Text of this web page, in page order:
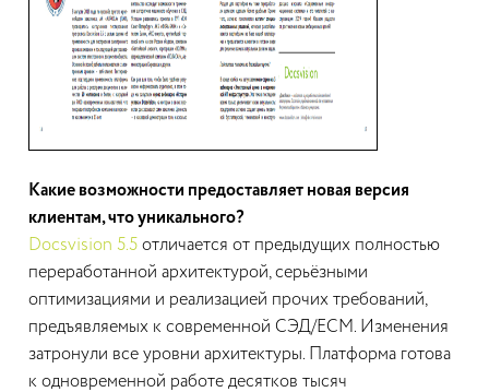
Какие возможности предоставляет новая версия
клиентам, что уникального?
Docsvision 5.5 отличается от предыдущих полностью
переработанной архитектурой, серьёзными
оптимизациями и реализацией прочих требований,
предъявляемых к современной СЭД/ECM. Изменения
затронули все уровни архитектуры. Платформа готова
к одновременной работе десятков тысяч